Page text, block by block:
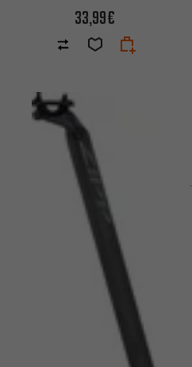
33,99€